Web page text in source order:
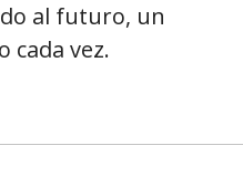
al futuro, un
cada vez.